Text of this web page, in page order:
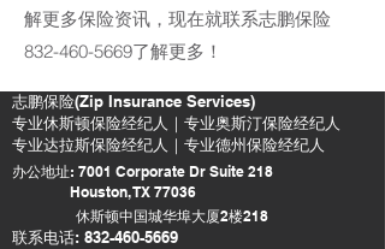
解更多保险资讯，现在就联系志鹏保险
832-460-5669了解更多！
​志鹏保险(Zip Insurance Services)
​专业休斯顿保险经纪人｜专业奥斯汀保险经纪人
专业达拉斯保险经纪人｜专业德州保险经纪人
办公地址: 7001 Corporate Dr Suite 218
Houston, TX 77036
​休斯顿中国城华埠大厦2楼218
联系电话: 832-460-5669